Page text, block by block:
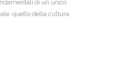
di un unico
quello della cultura